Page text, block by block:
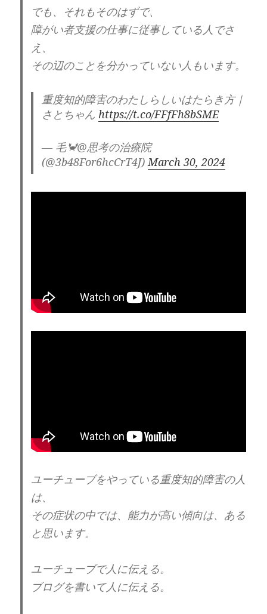
ドカッと来るような気がします。
自己愛の人が起こす、
自己愛憤怒がありますが、
自分自身も破滅する事もあるのでしょう。
そここそが、自己愛の末路かもしれません。
プラスのエネルギーの方が、
ずっと多い人であれば、
自己愛であっても、
過剰に甘く、人には（本人より弱者に対して
は）、
過剰に、厳しくなる。
自己愛性パーソナリティ障害に
敢えて分けた方が分かりやすい。
自己愛性パーソナリティ障害でも個人差が
ある。#自己愛性パーソナリティ障害
(@syougaisyaka)
この本の著者の方や、
私達が、問題のある自己愛と、
エネルギーがマイナスなのが常。
でも、それもそのはずで、
障がい者支援の仕事に従事している人でさ
え、
その辺のことを分かっていない人もいます。
重度知的障害のわたしらしいはたらき方｜
さとちゃん https://t.co/FFfFh8bSME
— 毛🦀@思考の治療院
(@3b48For6hcCrT4J) March 30, 2024
ユーチューブをやっている重度知的障害の人
は、
その症状の中では、能力が高い傾向は、ある
と思います。
ユーチューブで人に伝える。
ブログを書いて人に伝える。